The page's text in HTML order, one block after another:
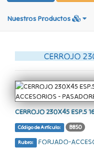
Nuestros Productos
CERROJO
CERROJO 230X45 ESP.5
Código de Artículo: B850
Rubro: FORJADO-